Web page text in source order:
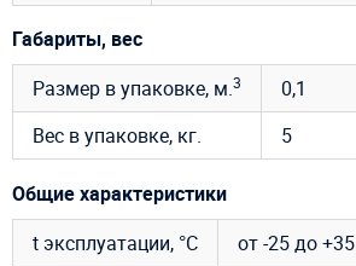
Габариты, вес
Размер в упаковке, м.3
0,1
Вес в упаковке, кг.
5
Общие характеристики
t эксплуатации, °C
от -25 до +35